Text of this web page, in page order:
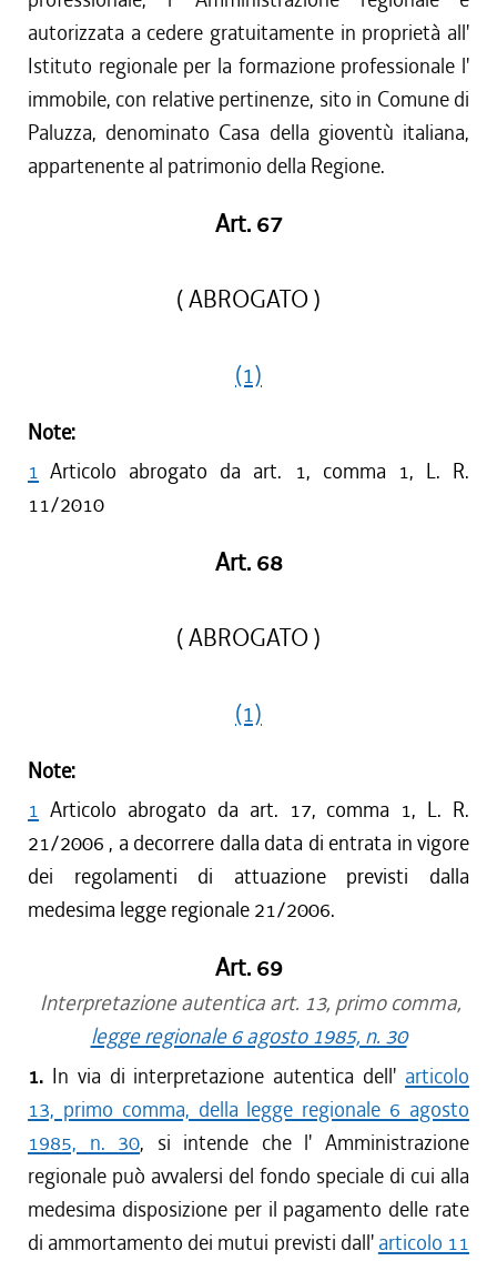
autorizzata a cedere gratuitamente in proprietà all'
Istituto regionale per la formazione professionale l'
immobile, con relative pertinenze, sito in Comune di
Paluzza, denominato Casa della gioventù italiana,
appartenente al patrimonio della Regione.
Art. 67
( ABROGATO )
(1)
Note:
1 Articolo abrogato da art. 1, comma 1, L. R.
11/2010
Art. 68
( ABROGATO )
(1)
Note:
1 Articolo abrogato da art. 17, comma 1, L. R.
21/2006 , a decorrere dalla data di entrata in vigore
dei regolamenti di attuazione previsti dalla
medesima legge regionale 21/2006.
Art. 69
Interpretazione autentica art. 13, primo comma,
legge regionale 6 agosto 1985, n. 30
1. In via di interpretazione autentica dell' articolo
13, primo comma, della legge regionale 6 agosto
1985, n. 30, si intende che l' Amministrazione
regionale può avvalersi del fondo speciale di cui alla
medesima disposizione per il pagamento delle rate
di ammortamento dei mutui previsti dall' articolo 11